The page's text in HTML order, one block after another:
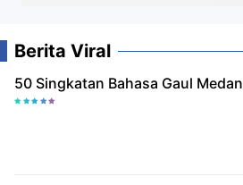
Berita Viral
50 Singkatan Bahasa Gaul Medan